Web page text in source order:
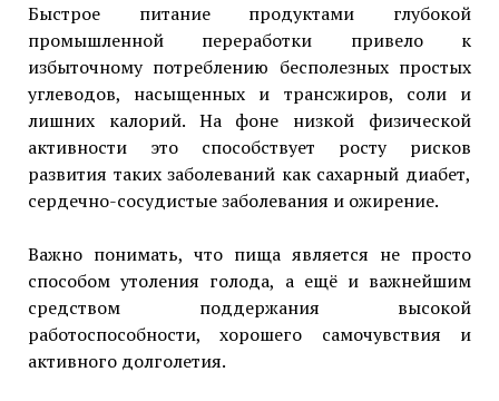
Быстрое питание продуктами глубокой
промышленной переработки привело к
избыточному потреблению бесполезных простых
углеводов, насыщенных и трансжиров, соли и
лишних калорий. На фоне низкой физической
активности это способствует росту рисков
развития таких заболеваний как сахарный диабет,
сердечно-сосудистые заболевания и ожирение.
Важно понимать, что пища является не просто
способом утоления голода, а ещё и важнейшим
средством поддержания высокой
работоспособности, хорошего самочувствия и
активного долголетия.